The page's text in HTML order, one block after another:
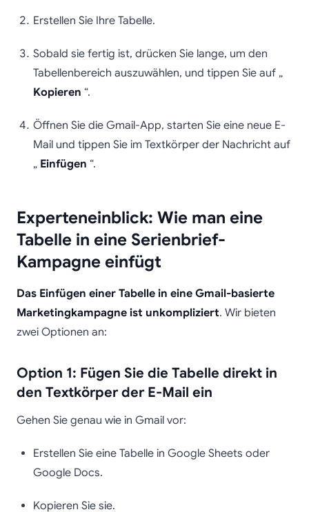
Erstellen Sie Ihre Tabelle.
Sobald sie fertig ist, drücken Sie lange, um den
Tabellenbereich auszuwählen, und tippen Sie auf „
Kopieren “.
Öffnen Sie die Gmail-App, starten Sie eine neue E-
Mail und tippen Sie im Textkörper der Nachricht auf
„ Einfügen “.
Experteneinblick: Wie man eine
Tabelle in eine Serienbrief-
Kampagne einfügt
Das Einfügen einer Tabelle in eine Gmail-basierte
Marketingkampagne ist unkompliziert. Wir bieten
zwei Optionen an:
Option 1: Fügen Sie die Tabelle direkt in
den Textkörper der E-Mail ein
Gehen Sie genau wie in Gmail vor:
Erstellen Sie eine Tabelle in Google Sheets oder
Google Docs.
Kopieren Sie sie.